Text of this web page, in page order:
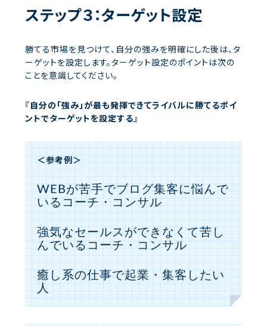
ステップ３：ターゲット設定
勝てる市場を見つけて、自分の強みを明確にした後は、タ
ーゲットを設定します。ターゲット設定のポイントは次の
ことを意識してください。
『自分の「強み」が最も発揮できてライバルに勝てるポイ
ントでターゲットを設定する 』
＜参考例＞
WEBが苦手でブログ集客に悩んで
いるコーチ・コンサル
強気なセールスができなくて苦し
んでいるコーチ・コンサル
癒し系の仕事で起業・集客したい
人